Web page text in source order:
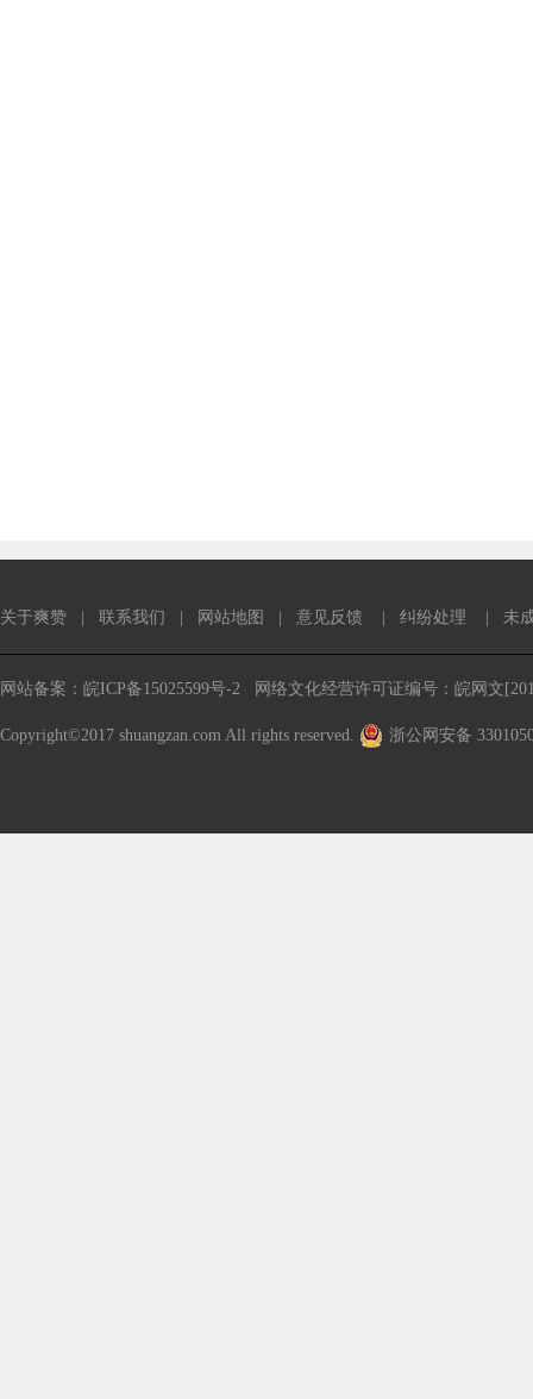
关于爽赞 联系我们 网站地图 意见反馈 纠纷处理 未
网站备案：皖ICP备15025599号-2 网络文化经营许可证编号：皖网文
Copyright©2017 shuangzan.com All rights reserved. 浙公网安备